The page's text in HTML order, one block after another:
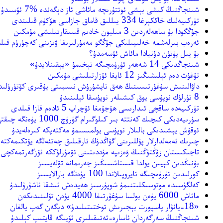
ﺷﯩﻨﺠﺎﯕﻨﯩﯔ ﻛﯩﺸﻰ ﺑﯧﺸﻰ ﺋﻮﺗﺘﯘﺭﯨﭽﻪ ﻣﺎﺋﺎﺷﻰ ﺋﺎﺯ ﺩﯦﮕﻪﻧﺪﻩ %7 ﺋﯚﺳﯩﺪﯗ
ﺗﯜﺭﻛﯩﻴﻪﻟﯩﻚ ﺧﺎﻛﻜﯧﺮﻏﺎ 334 ﻳﯩﻠﻠﯩﻖ ﻗﺎﻣﺎﻕ ﺟﺎﺯﺍﺳﻰ ﻫﯚﻛﯜﻡ ﻗﯩﻠﯩﻨﺪﻯ
ﺟﯘﯕﮕﻮﺩﺍ ﺑﯘ ﺳﺎﻫﻪﻟﻪﺭﺩﯨﻦ 3 ﻣﯩﻠﻴﻮﻥ ﺧﺎﺩﯨﻢ ﻗﯩﺴﻘﺎﺭﺗﯩﻠﯩﺸﻰ ﻣﯘﻣﻜﯩﻦ
ئەرەب بىرلەشمە خەلىپىلىكى جۇڭگو مەمۇرلىرىغا ۋىزىنى كەچۈرۈم
ﺑﯘ ﻳﯩﻞ ﭘﯜﺗﯜﻥ ﺩﯗﻧﻴﺎﺩﺍ ﻣﺎﺋﺎﺵ ﺋﯚﺳﻪﻣﺪﯗ؟
ﺷﯩﻨﺠﺎﯕﺪﯨﻜﻰ 14 ﺷﻪﻫﻪﺭ ﺋﯜﺭﯛﻣﭽﯩﮕﻪ ﺗﯧﺨﯩﻤﯘ «ﻳﯧﻘﯩﻨﻼﻳﺪﯗ»
ﺗﯘﻏﯘﺕ ﺩﻩﻡ ﺋﯧﻠﯩﺸﯩﯖﯩﺰ 12 ﺋﺎﻳﻐﺎ ﺋﯘﺯﺍﺭﺗﯩﻠﯩﺸﻰ ﻣﯘﻣﻜﯩﻦ
ﺩﺍﯞﺍﻟﯩﻨﯩﺶ ﺳﯘﻏﯘﺭﺗﯩﺴﯩﻨﯩﯔ ﻫﻪﻕ ﺗﺎﭘﺸﯘﺭﯗﺵ ﻧﯩﺴﺒﯩﺘﻰ ﻳﯘﻗﯩﺮﻯ
8 ﺗﯜﺭﻟﯜﻙ ﻧﻮﭘﯘﺳﻰ ﻳﻮﻕ ﻛﯩﺸﯩﻠﻪﺭ ﻧﻮﭘﯘﺳﻘﺎ ﺋﯧﻠﯩﻨﯩﺪﯗ
ﺗﯜﺭﻛﯩﻴﻪﺩﻩ ﺳﺎﻗﭽﻰ ﺋﯩﺪﺍﺭﯨﺴﻰ ﻫﯘﺟﯘﻣﻐﺎ ﺋﯘﭼﺮﺍﭖ 5 ﺋﺎﺩﻩﻡ ﻗﺎﺯﺍ ﻗﯩﻠﺪﻯ
ﺳﯘﺭﯨﻴﻪﺩﯨﻜﻰ ﻛﯩﭽﯩﻚ ﻛﻪﻧﺘﺘﻪ ﺑﯩﺮ ﻛﯩﻠﻮﮔﯩﺮﺍﻡ ﮔﯜﺭﯛﭺ 1000 ﻳﯜﻩﻧﮕﻪ ﭼﯩﻘﺘﻰ
ﺋﻮﻗﯘﺵ ﻳﯧﺸﯩﺪﯨﻜﻰ ﺑﺎﻟﯩﻼﺭ ﻧﻮﭘﯘﺳﻰ ﺑﻮﻟﻤﯩﺴﯩﻤﯘ ﻣﻪﻛﺘﻪﭘﻜﻪ ﻛﯩﺮﻩﻟﻪﻳﺪﯗ
ﭼﯩﺮﯨﻚ ﺋﻪﻣﻪﻟﺪﺍﺭﻻﺭ ﭘﯘﻟﻠﯩﺮﯨﻨﻰ ﮔﯘﺍﯕﺪﯗﯓ ﺋﺎﺭﻗﯩﻠﯩﻖ ﭼﻪﺗﺌﻪﻟﮕﻪ ﻳﯚﺗﻜﯩﻤﻪﻛﺘﻪ
ﺗﺎﺟﯩﻜﯩﺴﺘﺎﻥ ﺯﯗﯕﺘﯘﯕﻨﯩﯔ ﯞﻩﺯﯨﭙﻪ ﻣﯘﺩﺩﯨﺘﯩﻨﻰ ﺋﯚﻣﯜﺭﻟﯜﻛﻜﻪ ﺋﯚﺯﮔﻪﺭﺗﻤﻪﻛﭽﻰ
بۇنىڭدىن كېيىن يولدا قىستاشسىڭىز جەرىمانە تۆلەيسىز
ﻛﻮﺭﻟﯩﺪﯨﻦ ﺋﯜﺭﯛﻣﭽﯩﮕﻪ ﺋﺎﻳﺮﻭﭘﯩﻼﻧﺪﺍ 100 ﻳﯜﻩﻧﮕﻪ ﺑﺎﺭﺍﻻﻳﺴﯩﺰ
ﻛﻪﻟﮕﯜﺳﯩﺪﻩ ﻣﻮﺗﻮﺳﯩﻜﻠﯩﺘﻨﯩﻤﯘ ﺷﻮﭘﯘﺭﺳﯩﺰ ﻫﻪﻳﺪﻩﺵ ﺋﯩﺸﻘﺎ ﺋﺎﺷﯘﺭﯗﻟﯩﺪﯗ
ﻣﺎﺋﺎﺵ 6000 ﻳﯜﻩﻥ ﺑﻮﻟﺴﺎ ﺳﯘﻏﯘﺭﺗﯩﻐﺎ 4000 ﻳﯜﻩﻥ ﺗﯚﻟﯩﻨﯩﺪﯨﻜﻪﻥ
«18-ﻳﺎﻧﯟﺍﺭ ﭘﺎﺳﭙﻮﺭﺕ ﺑﯧﺠﯩﺮﯨﺶ ﺗﻮﺧﺘﯩﺘﯩﻠﯩﺪﯗ» ﺩﯦﮕﻪﻥ ﮔﻪﭖ ﻳﺎﻟﻐﺎﻥ
ﺷﯩﻨﺠﺎﯕﻨﯩﯔ ﺳﻪﺭﮔﻪﺭﺩﺍﻥ ﺋﺎﺳﺎﺭﻩ-ﺋﻪﺗﯩﻘﯩﻠﯩﺮﻯ ﺋﯚﻳﯩﮕﻪ ﻗﺎﻳﺘﯩﭗ ﻛﯧﻠﯩﺪﯗ